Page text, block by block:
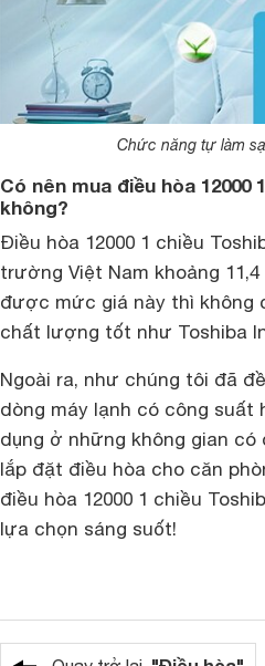
Chức năng tự làm
Có nên mua điều hòa 12000
không?
Điều hòa 12000 1 chiều
trường Việt Nam khoảng
được mức giá này thì không
chất lượng tốt như Toshiba
Ngoài ra, như chúng tôi đã
dòng máy lạnh có công suất
dụng ở những không gian có
lắp đặt điều hòa cho căn
điều hòa 12000 1 chiều
lựa chọn sáng suốt!